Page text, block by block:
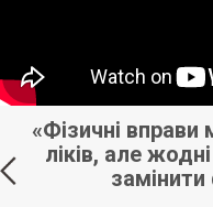
«Фізичні
ліків, але
замінити